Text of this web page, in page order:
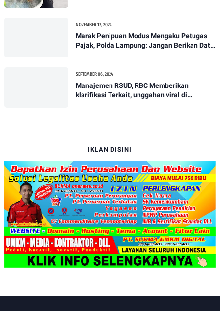
NOVEMBER 17, 2024
Marak Penipuan Modus Mengaku Petugas
Pajak, Polda Lampung: Jangan Berikan Data
SEPTEMBER 06, 2024
Manajemen RSUD, RBC Memberikan
klarifikasi Terkait, unggahan viral di
IKLAN DISINI